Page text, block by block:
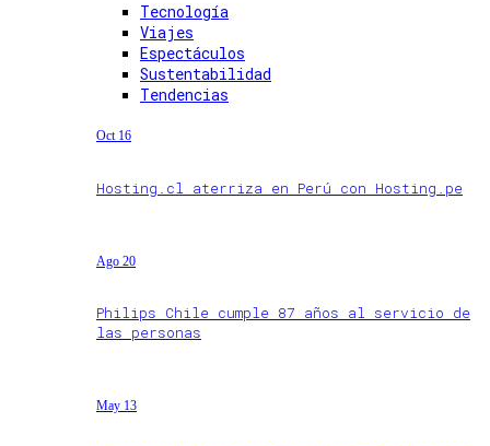
Tecnología
Viajes
Espectáculos
Sustentabilidad
Tendencias
Oct 16
Hosting.cl aterriza en Perú con Hosting.pe
Ago 20
Philips Chile cumple 87 años al servicio de
las personas
May 13